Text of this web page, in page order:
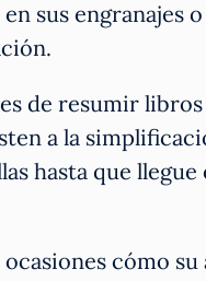
sus engranajes
de resumir
a la
hasta que
cómo